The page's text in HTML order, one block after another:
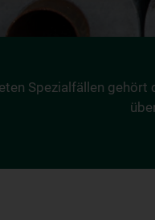
Spezialfällen gehört